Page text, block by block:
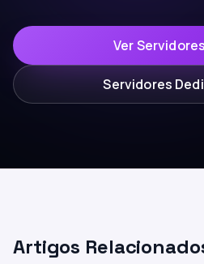
Ver
Servidores
Artigos